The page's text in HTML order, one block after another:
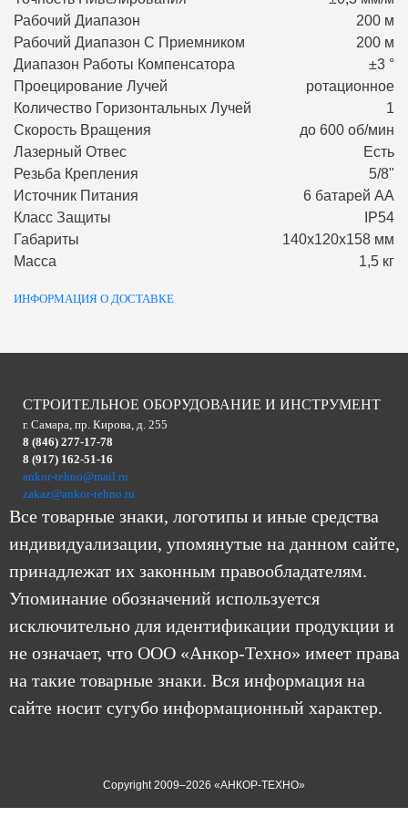
Рабочий Диапазон
200 м
Рабочий Диапазон С Приемником
200 м
Диапазон Работы Компенсатора
±3 °
Проецирование Лучей
ротационное
Количество Горизонтальных Лучей
1
Скорость Вращения
до 600 об/мин
Лазерный Отвес
Есть
Резьба Крепления
5/8"
Источник Питания
6 батарей АА
Класс Защиты
IP54
Габариты
140х120х158 мм
Масса
1,5 кг
ИНФОРМАЦИЯ О ДОСТАВКЕ
СТРОИТЕЛЬНОЕ ОБОРУДОВАНИЕ И ИНСТРУМЕНТ
г. Самара, пр. Кирова, д. 255
8 (846) 277-17-78
8 (917) 162-51-16
ankor-tehno@mail.ru
zakaz@ankor-tehno.ru
Все товарные знаки, логотипы и иные средства
индивидуализации, упомянутые на данном сайте,
принадлежат их законным правообладателям.
Упоминание обозначений используется
исключительно для идентификации продукции и
не означает, что ООО «Анкор-Техно» имеет права
на такие товарные знаки. Вся информация на
сайте носит сугубо информационный характер.
Copyright 2009–2026 «АНКОР-ТЕХНО»